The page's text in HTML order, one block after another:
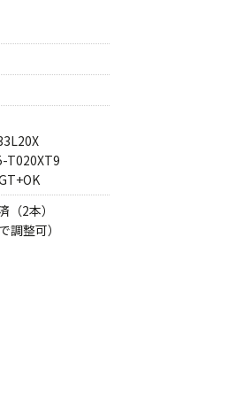
T020XT9
（2本）
調整可）